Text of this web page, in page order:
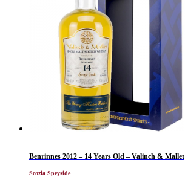
Benrinnes 2012 – 14 Years Old – Valinch & Mallet
Scozia Speyside